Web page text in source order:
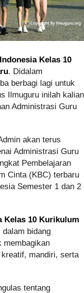
Kelas 10
. Didalam
berbagi lagi untuk
Ilmuguru inilah kalian
Administrasi Guru
akan terus
Administrasi Guru
Pembelajaran
Cinta (KBC) terbaru
Semester 1 dan 2
Kelas 10 Kurikulum
bidang
membagikan
mandiri, serta
tentang